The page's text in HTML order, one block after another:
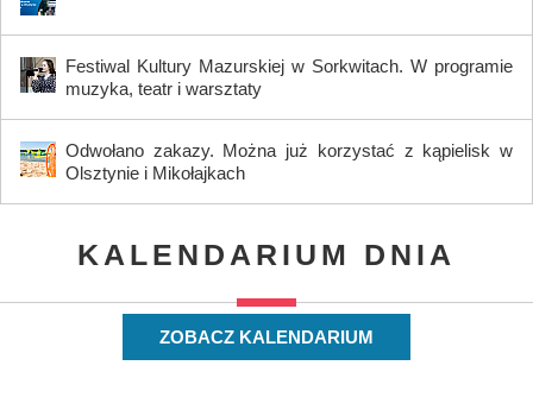
Festiwal Kultury Mazurskiej w Sorkwitach. W programie
muzyka, teatr i warsztaty
Odwołano zakazy. Można już korzystać z kąpielisk w
Olsztynie i Mikołajkach
KALENDARIUM DNIA
ZOBACZ KALENDARIUM